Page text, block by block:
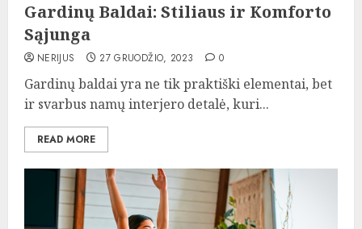
Gardinų Baldai: Stiliaus ir Komforto
Sąjunga
NERIJUS 27 GRUODŽIO, 2023 0
Gardinų baldai yra ne tik praktiški elementai, bet
ir svarbus namų interjero detalė, kuri...
READ MORE